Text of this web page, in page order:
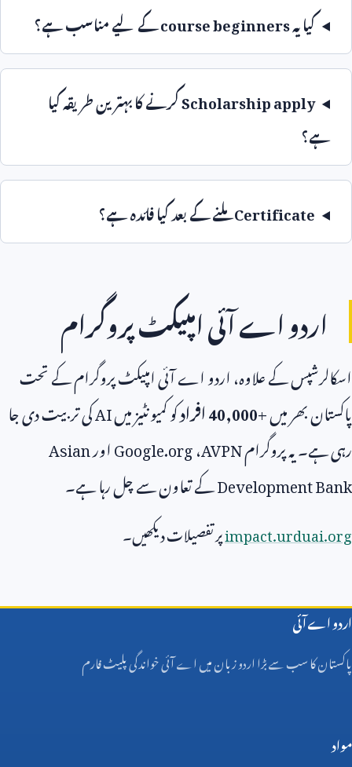
کیا یہcourse beginnersکے لیے مناسب ہے؟
Scholarship applyکرنے کا بہترین طریقہ کیا
ہے؟
Certificateملنے کے بعد کیا فائدہ ہے؟
اردو اے آئی امپیکٹ پروگرام
اسکالرشپس کے علاوہ، اردو اے آئی امپیکٹ پروگرام کے تحت
پاکستان بھر میں40,000+افرادکو کمیونٹیز میںAIکی تربیت دی جا
رہی ہے۔ یہ پروگرامAVPN،Google.orgاورAsian
Development Bankکے تعاون سے چل رہا ہے۔
impact.urduai.orgپر تفصیلات دیکھیں۔
اردو اے آئی
پاکستان کا سب سے بڑا اردو زبان میں اے آئی خواندگی پلیٹ فارم
مواد